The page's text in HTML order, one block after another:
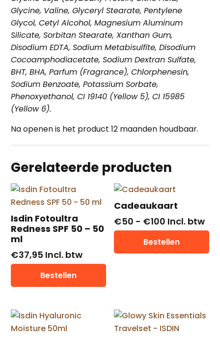
Glycine, Valine, Glyceryl Stearate, Pentylene
Glycol, Cetyl Alcohol, Magnesium Aluminum
Silicate, Sorbitan Stearate, Xanthan Gum,
Disodium EDTA, Sodium Metabisulfite, Disodium
Cocoamphodiacetate, Sodium Dextran Sulfate,
BHT, BHA, Parfum (Fragrance), Chlorphenesin,
Sodium Benzoate, Potassium Sorbate,
Phenoxyethanol, CI 19140 (Yellow 5), CI 15985
(Yellow 6).
Na openen is het product 12 maanden houdbaar.
Gerelateerde producten
Isdin Fotoultra
Redness SPF 50 – 50
ml
€37,95 Incl. btw
Bestellen
Cadeaukaart
€50 - €100 Prijsklasse:
€ 50
tot
Incl. btw
Bestellen
Dit